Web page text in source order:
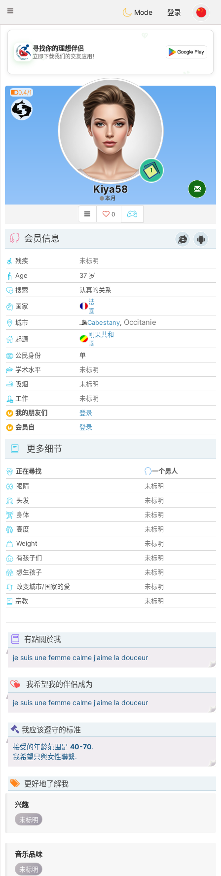
Handi Space
Toggle
Mode 登录
💖
💕
💕
寻找你的理想伴侣
立即下载我们的交友应用！
0.4/1
1
Kiya58
本月
0
会员信息
残疾
未标明
Age
37 岁
搜索
认真的关系
国家
法
國
城市
Cabestany, Occitanie
起源
剛果共和
國
公民身份
单
学术水平
未标明
吸烟
未标明
工作
未标明
我的朋友们
登录
会员自
登录
更多细节
正在尋找
一个男人
眼睛
未标明
头发
未标明
身体
未标明
高度
未标明
Weight
未标明
有孩子们
未标明
想生孩子
未标明
改变城市/国家的爱
未标明
宗教
未标明
有點關於我
je suis une femme calme j'aime la douceur
我希望我的伴侣成为
je suis une femme calme j'aime la douceur
我应该遵守的标准
接受的年龄范围是 40-70.
我希望只與女性聯繫.
更好地了解我
兴趣
未标明
音乐品味
未标明